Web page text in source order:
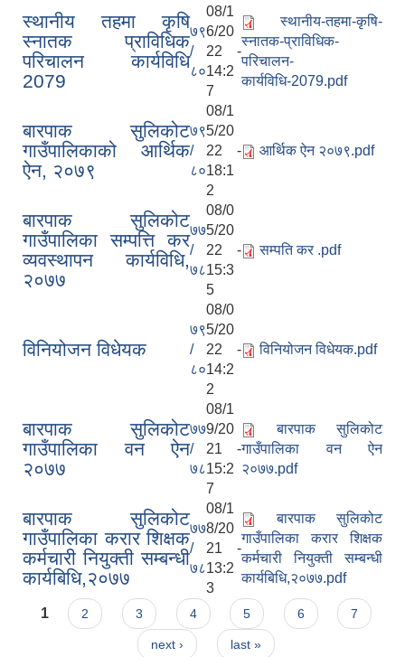
स्थानीय तहमा कृषि
स्नातक प्राविधिक
परिचालन कार्यविधि
2079
७९
/
८०
08/1
6/20
22 -
14:2
7
स्थानीय-तहमा-कृषि-
स्नातक-प्राविधिक-
परिचालन-
कार्यविधि-2079.pdf
बारपाक सुलिकोट
गाउँपालिकाको आर्थिक
ऐन, २०७९
७९
/
८०
08/1
5/20
22 -
18:1
2
आर्थिक ऐन २०७९.pdf
बारपाक सुलिकोट
गाउँपालिका सम्पत्ति कर
व्यवस्थापन कार्यविधि,
२०७७
७७
/
७८
08/0
5/20
22 -
15:3
5
सम्पति कर .pdf
विनियोजन विधेयक
७९
/
८०
08/0
5/20
22 -
14:2
2
विनियोजन विधेयक.pdf
बारपाक सुलिकोट
गाउँपालिका वन ऐन
२०७७
७७
/
७८
08/1
9/20
21 -
15:2
7
बारपाक सुलिकोट
गाउँपालिका वन ऐन
२०७७.pdf
बारपाक सुलिकोट
गाउँपालिका करार शिक्षक
कर्मचारी नियुक्ती सम्बन्धी
कार्यबिधि,२०७७
७७
/
७८
08/1
8/20
21 -
13:2
3
बारपाक सुलिकोट
गाउँपालिका करार शिक्षक
कर्मचारी नियुक्ती सम्बन्धी
कार्यबिधि,२०७७.pdf
Pages
1 2 3 4 5 6 7
next › last »